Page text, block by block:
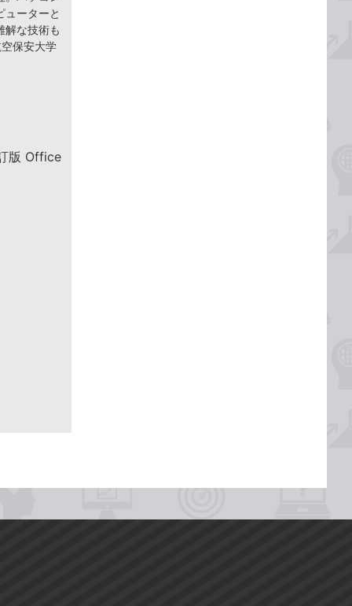
ューターと
解な技術も
保安大学
版 Office